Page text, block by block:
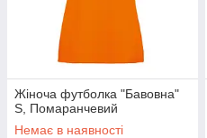
Жіноча футболка "Бавовна"
S, Помаранчевий
Немає в наявності